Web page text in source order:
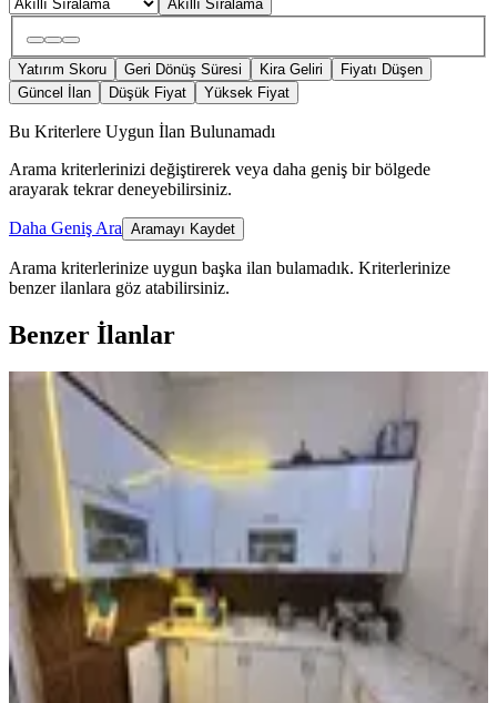
Akıllı Sıralama
Yatırım Skoru Geri Dönüş Süresi Kira Geliri
Fiyatı Düşen
Güncel İlan
Düşük Fiyat Yüksek Fiyat
Bu Kriterlere Uygun İlan Bulunamadı
Arama kriterlerinizi değiştirerek veya daha geniş bir bölgede
arayarak tekrar deneyebilirsiniz.
Daha Geniş Ara Aramayı Kaydet
Arama kriterlerinize uygun başka ilan bulamadık. Kriterlerinize
benzer ilanlara göz atabilirsiniz.
Benzer İlanlar
BALKONLU
Müstakil Kangir Evimiz
Artuklu, Yenikapı Mahallesi
2.200.000 ₺ 2.250.000 ₺
SÜRER EMLAKAbdurrahman Sürer
Ara